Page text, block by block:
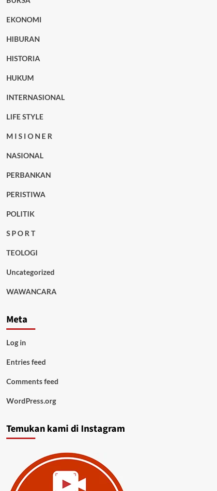
EKONOMI
HIBURAN
HISTORIA
HUKUM
INTERNASIONAL
LIFE STYLE
M I S I O N E R
NASIONAL
PERBANKAN
PERISTIWA
POLITIK
S P O R T
TEOLOGI
Uncategorized
WAWANCARA
Meta
Log in
Entries feed
Comments feed
WordPress.org
Temukan kami di Instagram